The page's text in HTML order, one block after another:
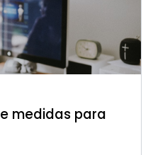
medidas para